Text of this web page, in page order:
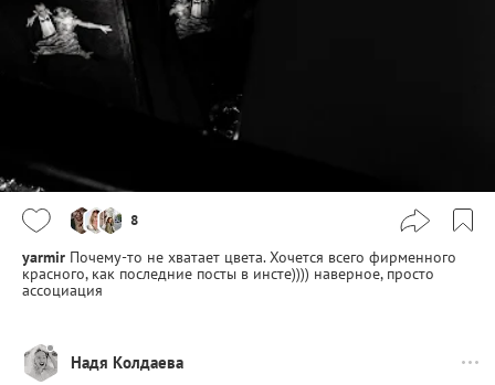
8
yarmir Почему-то не хватает цвета. Хочется всего фирменного
красного, как последние посты в инсте)))) наверное, просто
ассоциация
Надя Колдаева